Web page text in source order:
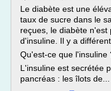
Le diabète est une
taux de sucre dans le
reçues, le diabète
d'insuline. Il y a
Qu'est-ce que l'insuline
L'insuline est secrétée
pancréas : les îlots de...